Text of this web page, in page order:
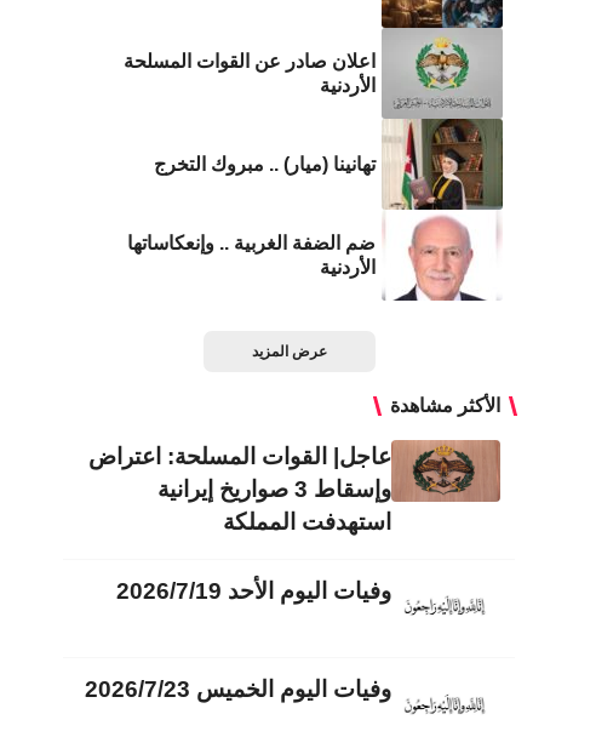
اعلان صادر عن القوات المسلحة
الأردنية
تهانينا (ميار) .. مبروك التخرج
ضم الضفة الغربية .. وإنعكاساتها
الأردنية
عرض المزيد
الأكثر مشاهدة
عاجل| القوات المسلحة: اعتراض
وإسقاط 3 صواريخ إيرانية
استهدفت المملكة
وفيات اليوم الأحد 2026/7/19
وفيات اليوم الخميس 2026/7/23